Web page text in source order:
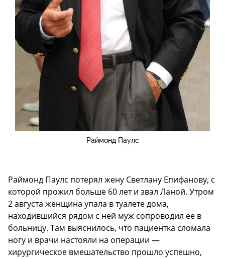
Раймонд Паулс
Раймонд Паулс потерял жену Светлану Епифанову, с
которой прожил больше 60 лет и звал Ланой. Утром
2 августа женщина упала в туалете дома,
находившийся рядом с ней муж сопроводил ее в
больницу. Там выяснилось, что пациентка сломала
ногу и врачи настояли на операции —
хирургическое вмешательство прошло успешно,